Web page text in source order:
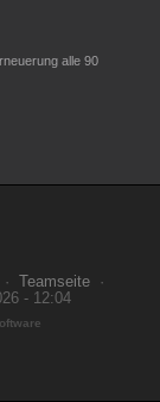
alle 90
Teamseite·
- 12:04